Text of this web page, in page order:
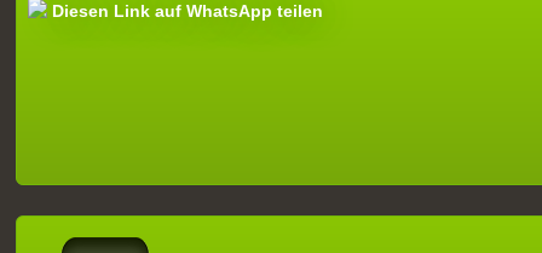
Diesen Link auf WhatsApp teilen